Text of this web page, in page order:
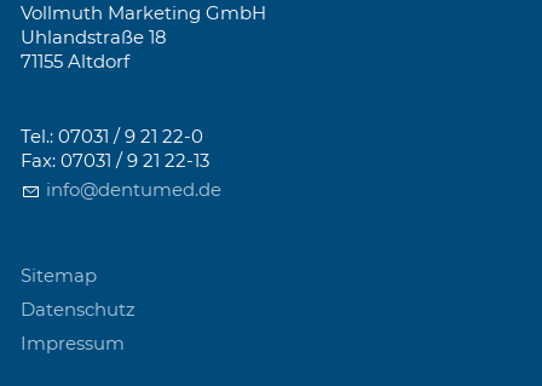
Vollmuth Marketing GmbH
Uhlandstraße 18
71155 Altdorf
Tel.: 07031 / 9 21 22-0
Fax: 07031 / 9 21 22-13
info@dentumed.de
Sitemap
Datenschutz
Impressum